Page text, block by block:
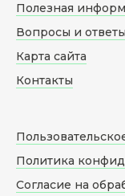
Полезная
Вопросы и ответы
Карта сайта
Контакты
Политика
Согласие на